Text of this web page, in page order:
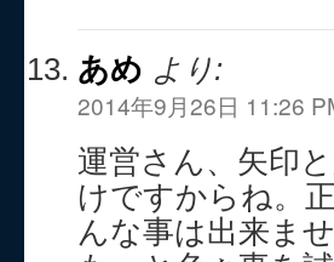
あめ より:
2014年9月26日 11:26
運営さん、矢印
けですからね。
んな事は出来ま